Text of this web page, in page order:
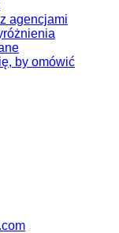
agencjami
by omówić